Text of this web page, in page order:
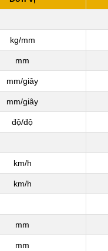
kg/mm
mm
mm/giây
mm/giây
độ/độ
km/h
km/h
mm
mm